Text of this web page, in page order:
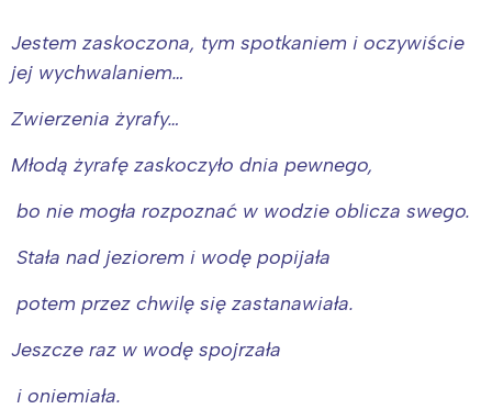
Jestem zaskoczona, tym spotkaniem i oczywiście
jej wychwalaniem…
Zwierzenia żyrafy…
Młodą żyrafę zaskoczyło dnia pewnego,
bo nie mogła rozpoznać w wodzie oblicza swego.
Stała nad jeziorem i wodę popijała
potem przez chwilę się zastanawiała.
Jeszcze raz w wodę spojrzała
i oniemiała.